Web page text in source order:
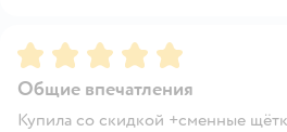
Рейтинг:5
Общие впечатления
Купила со скидкой +сменные